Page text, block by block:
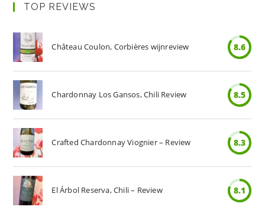
TOP REVIEWS
Château Coulon, Corbières wijnreview 8.6
Chardonnay Los Gansos, Chili Review 8.5
Crafted Chardonnay Viognier – Review 8.3
El Árbol Reserva, Chili – Review 8.1